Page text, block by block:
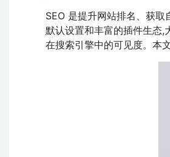
SEO 是提升网站排名、获
默认设置和丰富的插件生态
在搜索引擎中的可见度。本